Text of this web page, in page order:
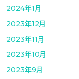
2024年1月
2023年12月
2023年11月
2023年10月
2023年9月